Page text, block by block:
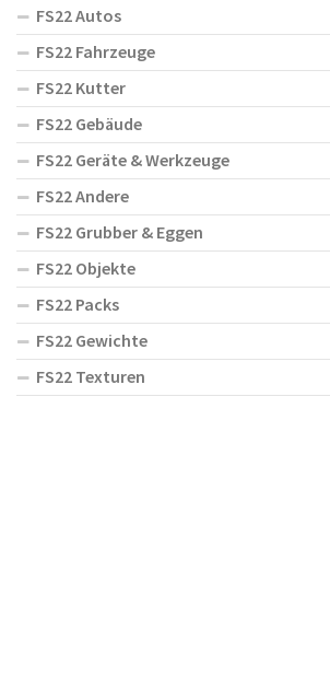
FS22 Autos
FS22 Fahrzeuge
FS22 Kutter
FS22 Gebäude
FS22 Geräte & Werkzeuge
FS22 Andere
FS22 Grubber & Eggen
FS22 Objekte
FS22 Packs
FS22 Gewichte
FS22 Texturen